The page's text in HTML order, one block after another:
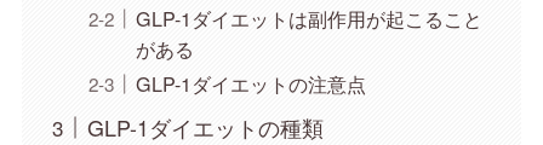
GLP-1ダイエットは副作用が起こること
がある
GLP-1ダイエットの注意点
GLP-1ダイエットの種類